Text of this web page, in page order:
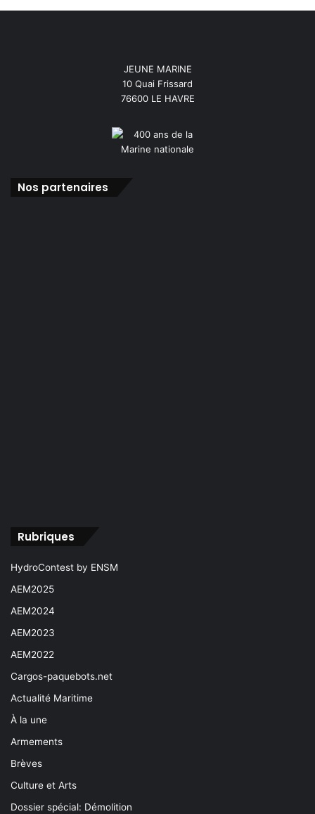
JEUNE MARINE
10 Quai Frissard
76600 LE HAVRE
Nos partenaires
Rubriques
HydroContest by ENSM
AEM2025
AEM2024
AEM2023
AEM2022
Cargos-paquebots.net
Actualité Maritime
À la une
Armements
Brèves
Culture et Arts
Dossier spécial: Démolition